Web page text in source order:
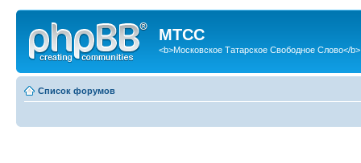
МТСС
<b>Московское Татарское Свободное Слово</b>
Список форумов